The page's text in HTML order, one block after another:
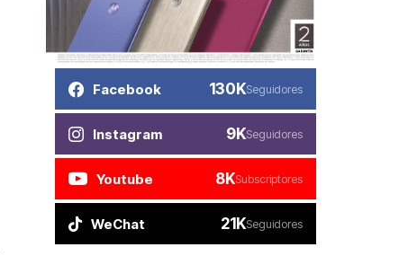
Facebook 130KSeguidores
Instagram 9KSeguidores
Youtube 8KSubscriptores
WeChat 21KSeguidores